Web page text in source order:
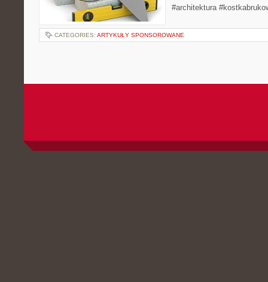
#architektura
CATEGORIES: ARTYKUŁY SPONSOROWANE